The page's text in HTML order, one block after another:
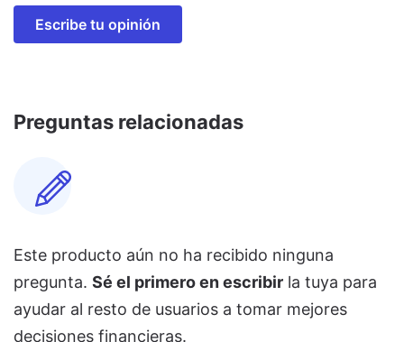
Escribe tu opinión
Preguntas relacionadas
Este producto aún no ha recibido ninguna
pregunta. Sé el primero en escribir la tuya para
ayudar al resto de usuarios a tomar mejores
decisiones financieras.